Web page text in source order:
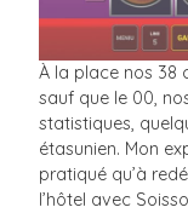
À la place nos 38
sauf que le 00,
statistiques,
étasunien. Mon
pratiqué qu’à
l’hôtel avec